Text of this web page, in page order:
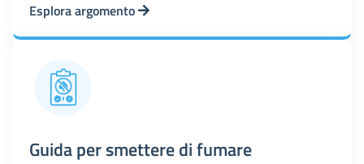
Esplora argomento
Guida per smettere di fumare